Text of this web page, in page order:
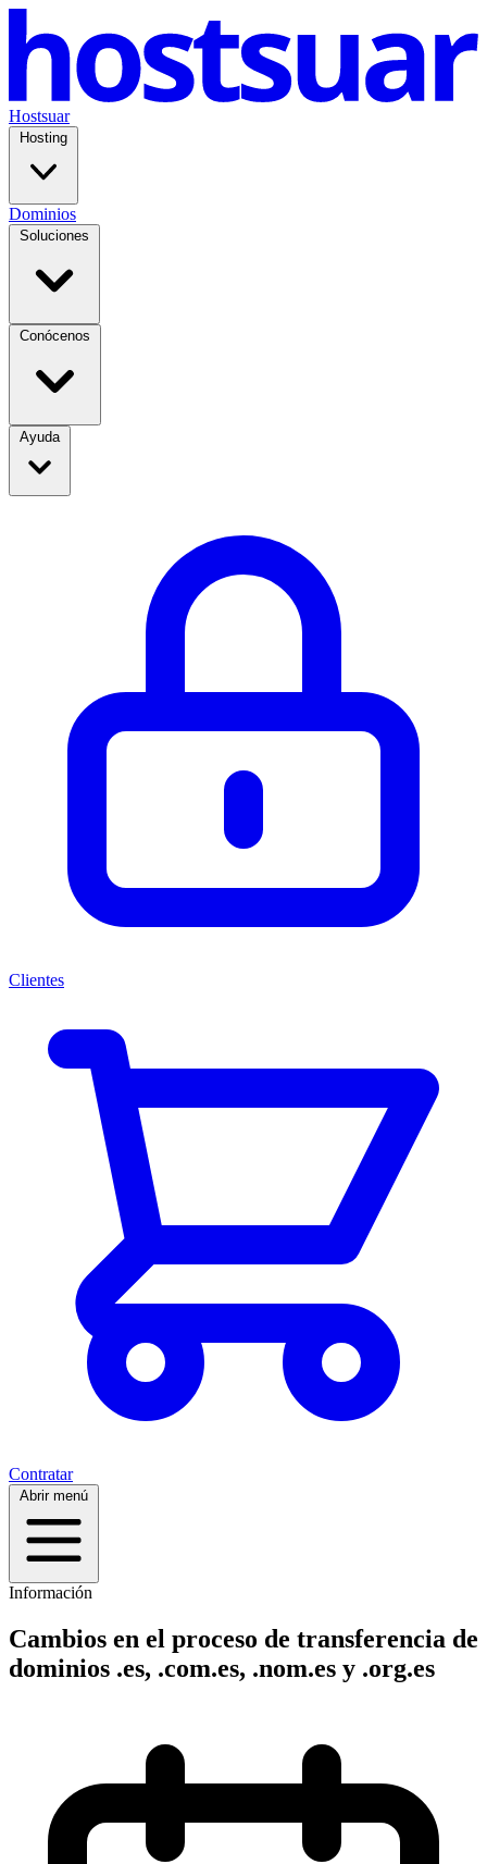
Hostsuar
Hosting
Dominios
Soluciones
Conócenos
Ayuda
Clientes
Contratar
Abrir menú
Información
Cambios en el proceso de transferencia de
dominios .es, .com.es, .nom.es y .org.es